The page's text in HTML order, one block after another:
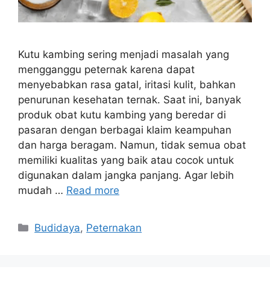
Kutu kambing sering menjadi masalah yang
mengganggu peternak karena dapat
menyebabkan rasa gatal, iritasi kulit, bahkan
penurunan kesehatan ternak. Saat ini, banyak
produk obat kutu kambing yang beredar di
pasaran dengan berbagai klaim keampuhan
dan harga beragam. Namun, tidak semua obat
memiliki kualitas yang baik atau cocok untuk
digunakan dalam jangka panjang. Agar lebih
mudah … Read more
Categories
Budidaya, Peternakan